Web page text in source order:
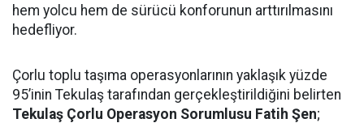
hem yolcu hem de sürücü konforunun arttırılmasını
hedefliyor.
Çorlu toplu taşıma operasyonlarının yaklaşık yüzde
95’inin Tekulaş tarafından gerçekleştirildiğini belirten
Tekulaş Çorlu Operasyon Sorumlusu Fatih Şen;